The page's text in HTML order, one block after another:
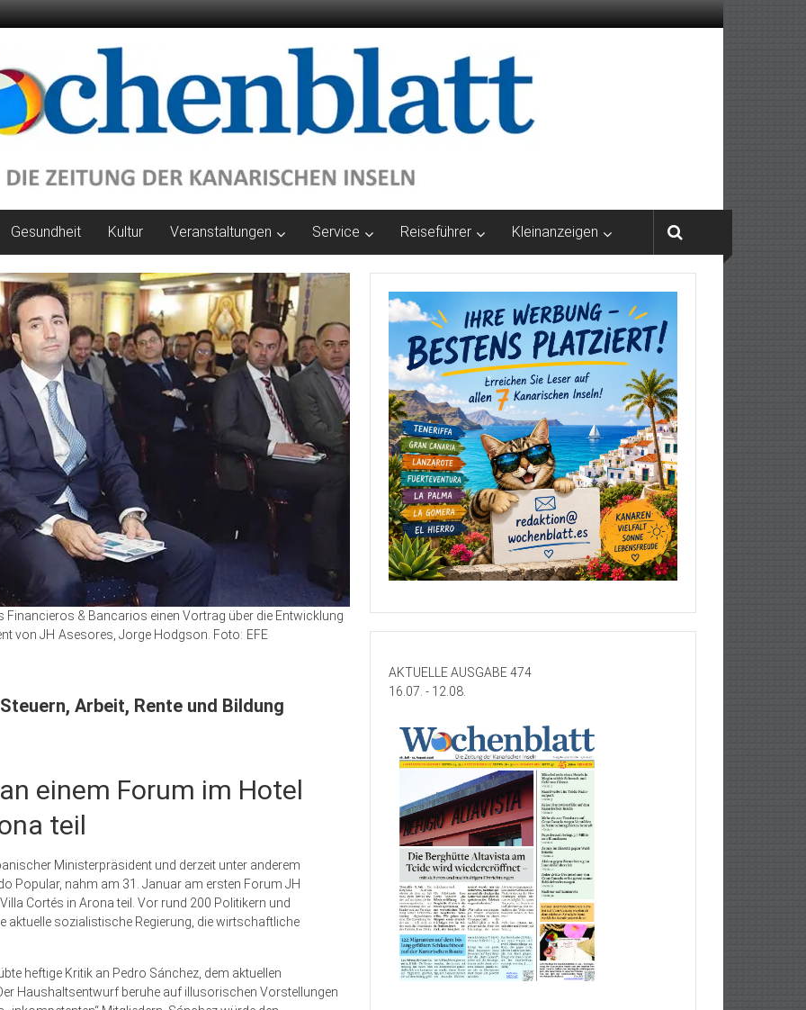
Gesundheit Kultur Veranstaltungen Service Reiseführer Kleinanzeigen
& Bancarios einen Vortrag über die Entwicklung
von JH Asesores, Jorge Hodgson. Foto: EFE
Arbeit, Rente und Bildung
einem Forum im Hotel
teil
Ministerpräsident und derzeit unter anderem
Popular, nahm am 31. Januar am ersten Forum JH
Cortés in Arona teil. Vor rund 200 Politikern und
aktuelle sozialistische Regierung, die wirtschaftliche
heftige Kritik an Pedro Sánchez, dem aktuellen
Haushaltsentwurf beruhe auf illusorischen Vorstellungen
AKTUELLE AUSGABE 474
16.07. - 12.08.